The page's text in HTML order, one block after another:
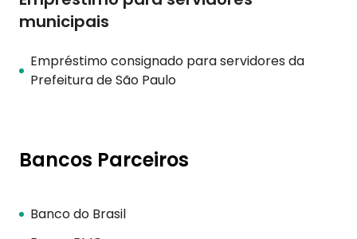
municipais
Empréstimo consignado para servidores da
Prefeitura de São Paulo
Bancos Parceiros
Banco do Brasil